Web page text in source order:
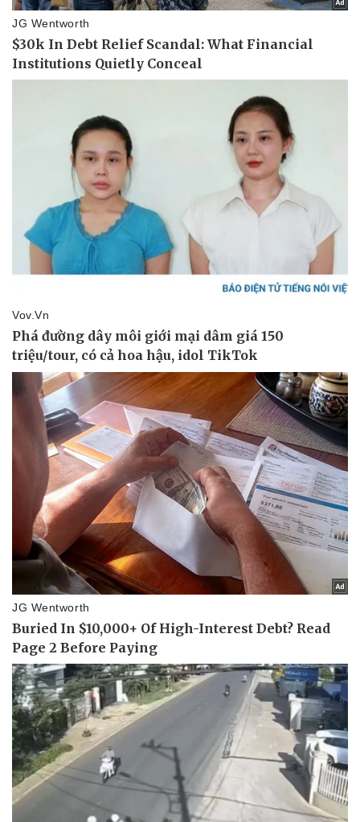
Pháp luật
Vụ án
Tin nóng
Tư vấn luật
Quân sự - Quốc phòng
Việt Nam
Phân tích